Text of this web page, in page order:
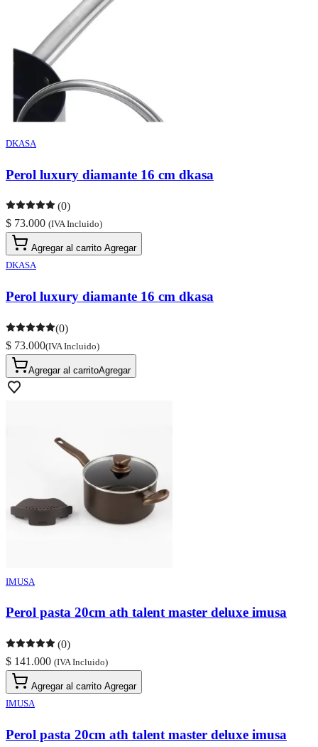
DKASA
Perol luxury diamante 16 cm dkasa
(0)
$ 73.000 (IVA Incluido)
Agregar al carrito Agregar
DKASA
Perol luxury diamante 16 cm dkasa
(0)
$ 73.000(IVA Incluido)
Agregar al carritoAgregar
IMUSA
Perol pasta 20cm ath talent master deluxe imusa
(0)
$ 141.000 (IVA Incluido)
Agregar al carrito Agregar
IMUSA
Perol pasta 20cm ath talent master deluxe imusa